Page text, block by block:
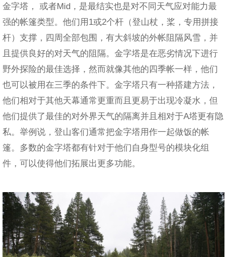
金字塔， 或者Mid，是最结实也是对不同天气应对能力最
强的帐篷类型。他们用1或2个杆（登山杖，桨，专用拼接
杆）支撑，四周全部包围，有大斜坡的外帐阻隔风雪，并
且提供良好的对天气的阻隔。金字塔是在恶劣情况下进行
野外探险的最佳选择，然而就像其他的四季帐一样，他们
也可以被用在三季的条件下。金字塔只有一种搭建方法，
他们相对于其他天幕通常更重而且更易于出现冷凝水，但
他们提供了最佳的对外界天气的隔离并且相对于A塔更有隐
私。举例说，登山客们通常把金字塔用作一起做饭的帐
篷。多数的金字塔都有针对于他们自身型号的模块化组
件，可以使得他们拓展出更多功能。